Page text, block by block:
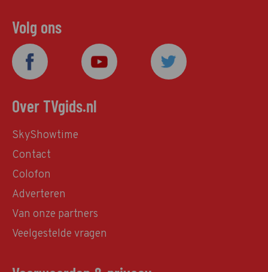
Volg ons
Over TVgids.nl
SkyShowtime
Contact
Colofon
Adverteren
Van onze partners
Veelgestelde vragen